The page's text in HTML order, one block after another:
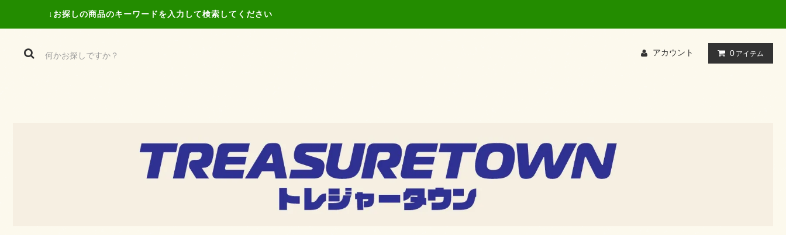
↓お探しの商品のキーワードを入力して検索してください
アカウント 0 アイテム